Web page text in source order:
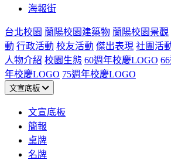
海報街
台北校園 蘭陽校園建築物 蘭陽校園景觀
動 行政活動 校友活動 傑出表現 社團活
人物介紹 校園生態 60週年校慶LOGO
年校慶LOGO 75週年校慶LOGO
文宣底板
文宣底板
簡報
桌牌
名牌